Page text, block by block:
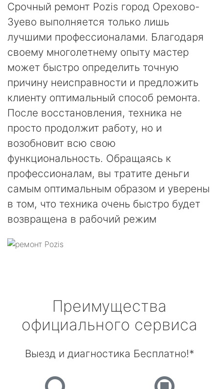
Срочный ремонт Pozis город Орехово-
Зуево выполняется только лишь
лучшими профессионалами. Благодаря
своему многолетнему опыту мастер
может быстро определить точную
причину неисправности и предложить
клиенту оптимальный способ ремонта.
После восстановления, техника не
просто продолжит работу, но и
возобновит всю свою
функциональность. Обращаясь к
профессионалам, вы тратите деньги
самым оптимальным образом и уверены
в том, что техника очень быстро будет
возвращена в рабочий режим
Преимущества
официального сервиса
Выезд и диагностика Бесплатно!*